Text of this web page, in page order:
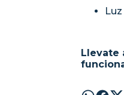
Llevate